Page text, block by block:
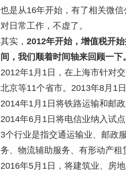
也是从16年开始，有了相关微
对日常工作，不虚了。
其实， 2012年开始，增值税开
间，我们顺着时间轴来回顾一下。
2012年1月1日，在上海市针对
北京等11个省市。2013年8月1
2014年1月1日将铁路运输和邮政
2014年6月1日将电信业纳入试
3个行业是指交通运输业、邮政
务、物流辅助服务、有形动产租
2016年5月1日，将建筑业、房